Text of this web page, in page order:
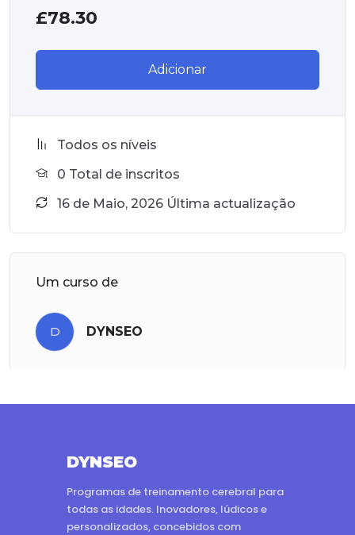
£78.30
Adicionar
Todos os níveis
0 Total de inscritos
16 de Maio, 2026 Última actualização
Um curso de
D DYNSEO
DYNSEO
Programas de treinamento cerebral para
todas as idades. Inovadores, lúdicos e
personalizados, concebidos com